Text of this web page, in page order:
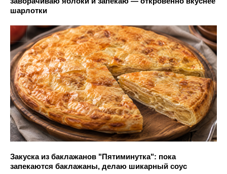
шарлотки
Закуска из баклажанов "Пятиминутка": пока
запекаются баклажаны, делаю шикарный соус